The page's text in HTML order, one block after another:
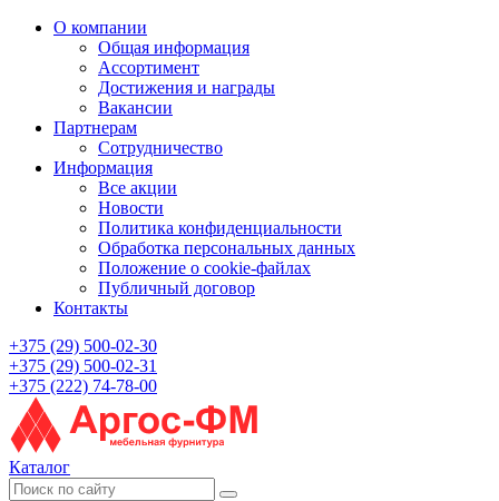
О компании
Общая информация
Ассортимент
Достижения и награды
Вакансии
Партнерам
Сотрудничество
Информация
Все акции
Новости
Политика конфиденциальности
Обработка персональных данных
Положение о cookie-файлах
Публичный договор
Контакты
+375 (29) 500-02-30
+375 (29) 500-02-31
+375 (222) 74-78-00
Каталог